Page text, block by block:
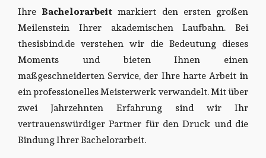
Ihre Bachelorarbeit markiert den ersten großen
Meilenstein Ihrer akademischen Laufbahn. Bei
thesisbind.de verstehen wir die Bedeutung dieses
Moments und bieten Ihnen einen
maßgeschneiderten Service, der Ihre harte Arbeit in
ein professionelles Meisterwerk verwandelt. Mit über
zwei Jahrzehnten Erfahrung sind wir Ihr
vertrauenswürdiger Partner für den Druck und die
Bindung Ihrer Bachelorarbeit.